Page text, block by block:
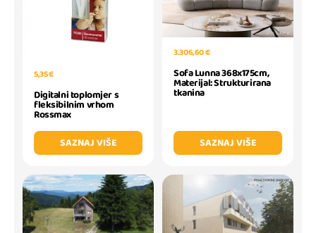
5,35 €
Digitalni toplomjer s
fleksibilnim vrhom
Rossmax
SAZNAJ VIŠE
3.306,60 €
Sofa Lunna 368x175cm,
Materijal: Strukturirana
tkanina
SAZNAJ VIŠE